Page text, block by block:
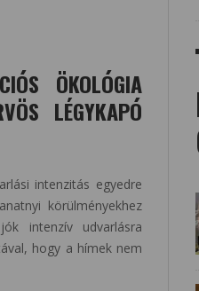
ÖKOLÓGIA
LÉGYKAPÓ
intenzitás egyedre
körülményekhez
intenzív udvarlásra
hogy a hímek nem